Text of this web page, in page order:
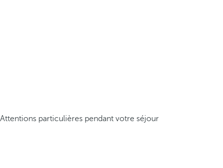
Attentions particulières pendant votre séjour